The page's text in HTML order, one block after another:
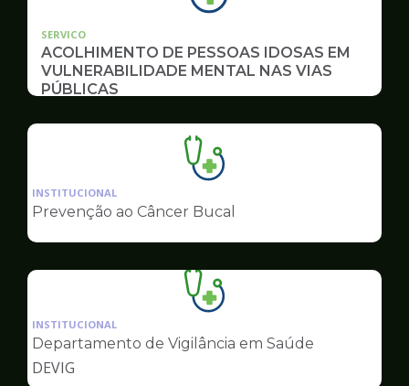
SERVICO
ACOLHIMENTO DE PESSOAS IDOSAS EM
VULNERABILIDADE MENTAL NAS VIAS
PÚBLICAS
Ilustração
da
pagina
Saúde
INSTITUCIONAL
Prevenção ao Câncer Bucal
Ilustração
da
pagina
INSTITUCIONAL
Departamento de Vigilância em Saúde
DEVIG